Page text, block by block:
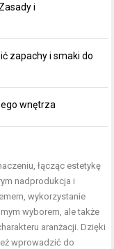
i
zapachy i smaki do
wnętrza
łącząc estetykę
nadprodukcja i
wykorzystanie
wyborem, ale także
aranżacji. Dzięki
wprowadzić do